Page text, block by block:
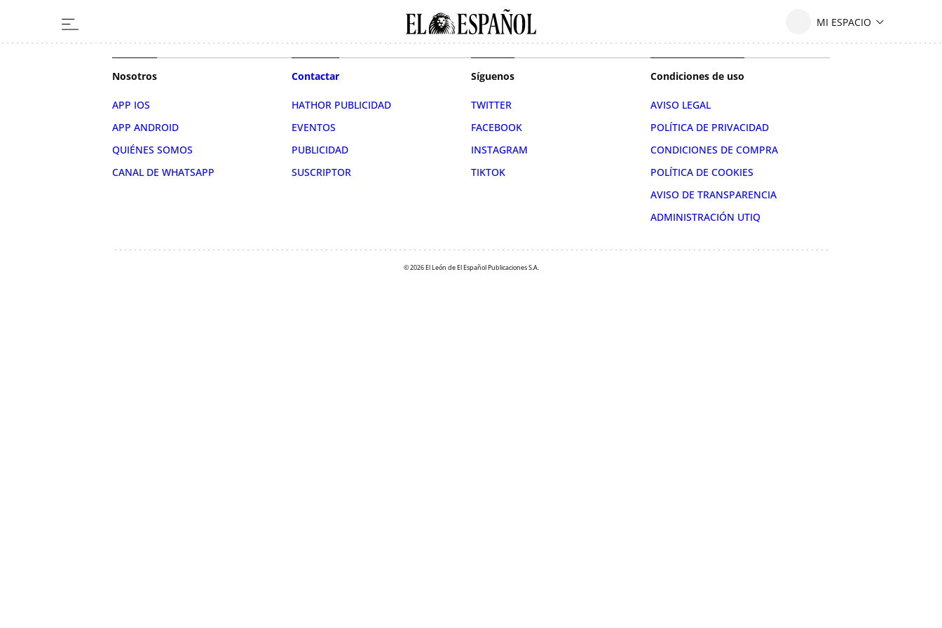
Nosotros
APP IOS
APP ANDROID
QUIÉNES SOMOS
CANAL DE WHATSAPP
Contactar
HATHOR PUBLICIDAD
EVENTOS
PUBLICIDAD
SUSCRIPTOR
Síguenos
TWITTER
FACEBOOK
INSTAGRAM
TIKTOK
Condiciones de uso
AVISO LEGAL
POLÍTICA DE PRIVACIDAD
CONDICIONES DE COMPRA
POLÍTICA DE COOKIES
AVISO DE TRANSPARENCIA
ADMINISTRACIÓN UTIQ
© 2026 El León de El Español Publicaciones S.A.